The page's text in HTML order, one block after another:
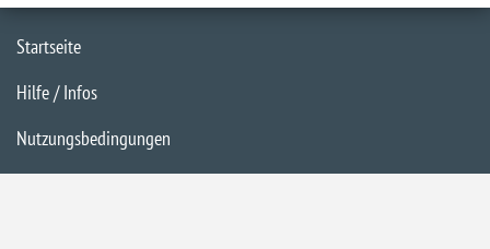
Startseite
Hilfe / Infos
Nutzungsbedingungen